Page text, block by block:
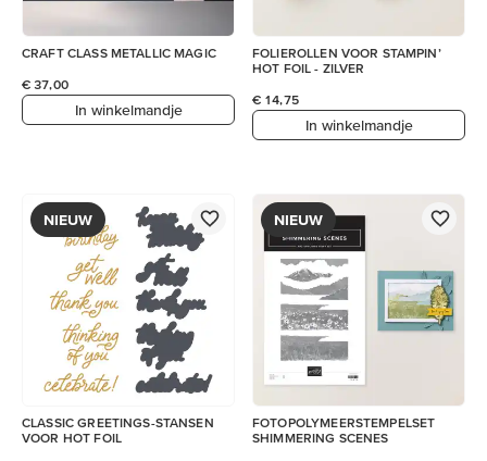
CRAFT CLASS METALLIC MAGIC
€ 37,00
In winkelmandje
FOLIEROLLEN VOOR STAMPIN’
HOT FOIL - ZILVER
€ 14,75
In winkelmandje
NIEUW
CLASSIC GREETINGS-STANSEN
VOOR HOT FOIL
NIEUW
FOTOPOLYMEERSTEMPELSET
SHIMMERING SCENES